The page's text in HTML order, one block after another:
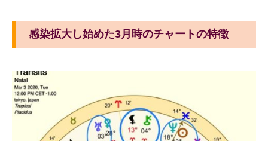
感染拡大し始めた3月時のチャートの特徴